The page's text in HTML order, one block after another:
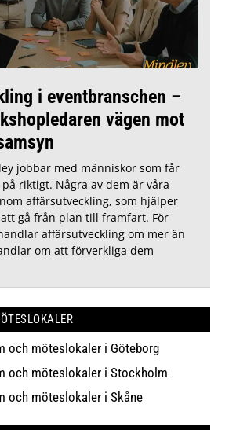
i eventbranschen –
vägen mot
jobbar med människor som får
riktigt. Några av dem är våra
affärsutveckling, som hjälper
gå från plan till framfart. För
affärsutveckling om mer än
om att förverkliga dem
och möteslokaler i Göteborg
och möteslokaler i Stockholm
och möteslokaler i Skåne